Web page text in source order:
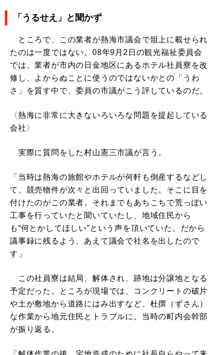
「うるせえ」と聞かず
ところで、この業者が熱海市議会で俎上に載せられ
たのは一度ではない。08年9月2日の観光福祉委員会
では、業者が市内の日金地区にあるホテル社員寮を改
修し、よからぬことに使うのではないかとの「うわ
さ」を質す中で、委員の市議がこう評しているのだ。
〈熱海に非常に大きないろいろな問題を提起している
会社〉
実際に質問をした村山憲三市議が言う。
「当時は熱海の旅館やホテルが何軒も倒産するなどし
て、競売物件が次々と出回っていました。そこに目を
付けたのがこの業者。それまでもあちこちで荒っぽい
工事を行っていたと聞いていたし、地域住民から
も“何とかしてほしい”という声を頂いていた。だから
議事録に残るよう、あえて議会で社名を出したので
す」
この社員寮は結局、解体され、跡地は分譲地となる
予定だった。ところが現場では、コンクリートの破片
や土が敷地から道路にはみ出すなど、杜撰（ずさん）
な作業から地元住民とトラブルに。当時の町内会幹部
が振り返る。